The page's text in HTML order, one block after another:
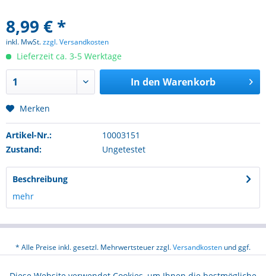
8,99 € *
inkl. MwSt.zzgl. Versandkosten
Lieferzeit ca. 3-5 Werktage
In den Warenkorb
Merken
Artikel-Nr.:
10003151
Zustand:
Ungetestet
Beschreibung
mehr
* Alle Preise inkl. gesetzl. Mehrwertsteuer zzgl.Versandkosten und ggf.